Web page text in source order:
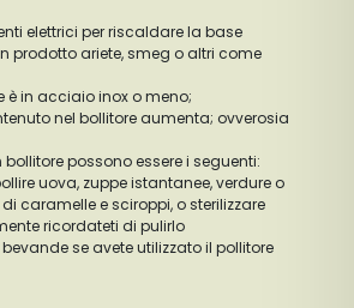
elettrici per riscaldare la base
è in acciaio inox o meno;
possono essere i seguenti:
uova, zuppe istantanee, verdure o
caramelle e sciroppi, o sterilizzare
ricordateti di pulirlo
se avete utilizzato il pollitore